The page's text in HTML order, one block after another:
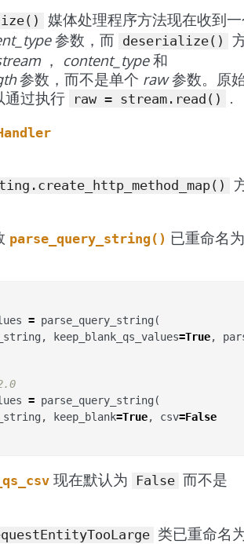
媒体处理程序方法现在收到
参数，而 deserialize()
， content_type和
参数，而不是单个 raw参数。原
通过执行
raw = stream.read()
.
parse_query_string() 已重命名为
= parse_query_string(
, keep_blank_qs_values=True,
= parse_query_string(
, keep_blank=True, csv=False
现在默认为 False 而不是
类已重命名